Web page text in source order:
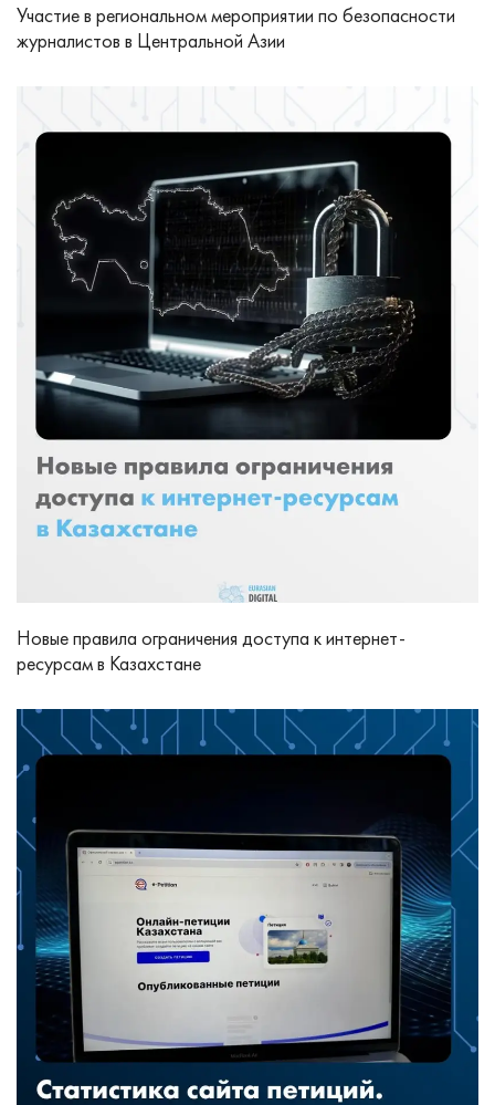
Участие в региональном мероприятии по безопасности
журналистов в Центральной Азии
Новые правила ограничения доступа к интернет-
ресурсам в Казахстане